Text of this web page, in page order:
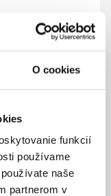
O cookies
funkcií
používame
naše
partnerom v
na
požiadavky?